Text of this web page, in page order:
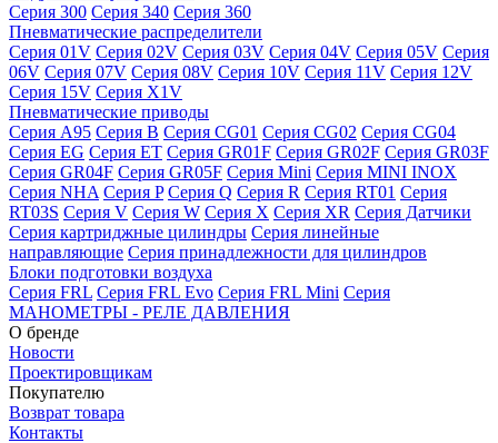
Серия 300 Серия 340 Серия 360
Пневматические распределители
Серия 01V Серия 02V Серия 03V Серия 04V Серия 05V Серия
06V Серия 07V Серия 08V Серия 10V Серия 11V Серия 12V
Серия 15V Серия X1V
Пневматические приводы
Серия A95 Серия B Серия CG01 Серия CG02 Серия CG04
Серия EG Серия ET Серия GR01F Серия GR02F Серия GR03F
Серия GR04F Серия GR05F Серия Mini Серия MINI INOX
Серия NHA Серия P Серия Q Серия R Серия RT01 Серия
RT03S Серия V Серия W Серия X Серия XR Серия Датчики
Серия картриджные цилиндры Серия линейные
направляющие Серия принадлежности для цилиндров
Блоки подготовки воздуха
Серия FRL Серия FRL Evo Серия FRL Mini Серия
МАНОМЕТРЫ - РЕЛЕ ДАВЛЕНИЯ
О бренде
Новости
Проектировщикам
Покупателю
Возврат товара
Контакты